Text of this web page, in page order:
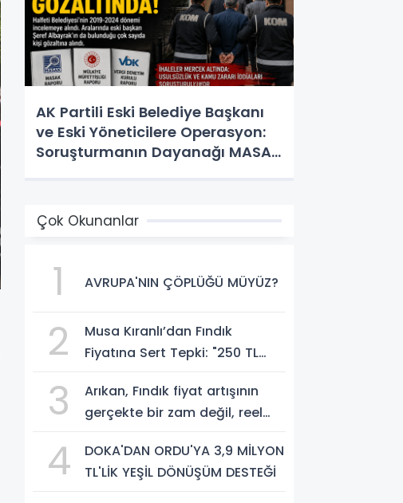
AK Partili Eski Belediye Başkanı
ve Eski Yöneticilere Operasyon:
Soruşturmanın Dayanağı MASAK
Çok Okunanlar
1 AVRUPA'NIN ÇÖPLÜĞÜ MÜYÜZ?
2
Musa Kıranlı’dan Fındık
Fiyatına Sert Tepki: "250 TL
Koparır"
3
Arıkan, Fındık fiyat artışının
gerçekte bir zam değil, reel
savundu.
4
DOKA'DAN ORDU'YA 3,9 MİLYON
TL'LİK YEŞİL DÖNÜŞÜM DESTEĞİ